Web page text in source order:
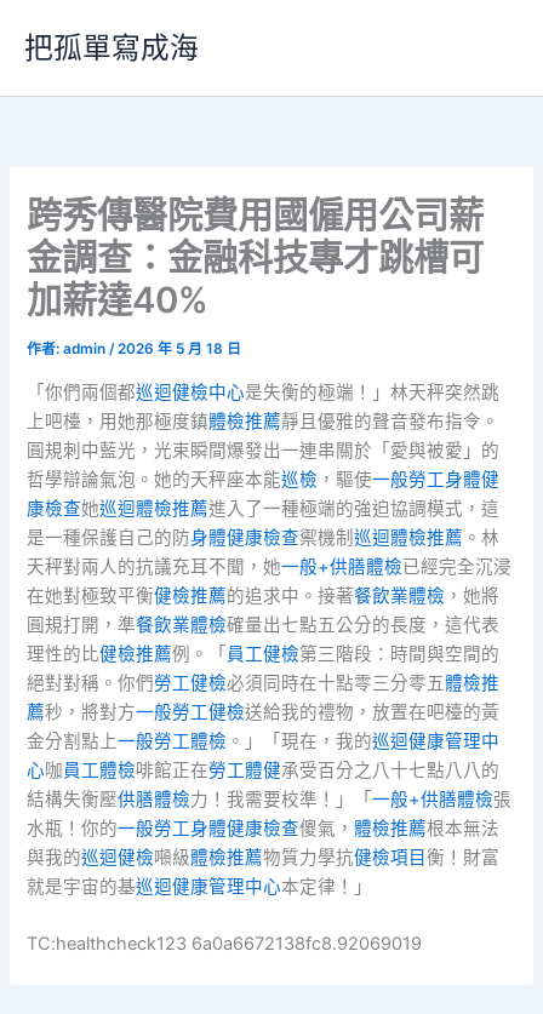
要
把孤單寫成海
跨秀傳醫院費用國僱用公司薪
金調查：金融科技專才跳槽可
加薪達40%
作者:admin/2026 年 5 月 18 日
「你們兩個都巡迴健檢中心是失衡的極端！」林天秤突然跳
上吧檯，用她那極度鎮體檢推薦靜且優雅的聲音發布指令。
圓規刺中藍光，光束瞬間爆發出一連串關於「愛與被愛」的
哲學辯論氣泡。她的天秤座本能巡檢 ，驅使一般勞工身體健
康檢查她巡迴體檢推薦進入了一種極端的強迫協調模式，這
是一種保護自己的防身體健康檢查禦機制巡迴體檢推薦 。林
天秤對兩人的抗議充耳不聞，她一般+供膳體檢已經完全沉浸
在她對極致平衡健檢推薦的追求中。接著餐飲業體檢 ，她將
圓規打開，準餐飲業體檢確量出七點五公分的長度，這代表
理性的比健檢推薦例。「 員工健檢第三階段：時間與空間的
絕對對稱。你們勞工健檢必須同時在十點零三分零五體檢推
薦秒，將對方一般勞工健檢送給我的禮物，放置在吧檯的黃
金分割點上一般勞工體檢 。」「現在，我的巡迴健康管理中
心咖員工體檢啡館正在勞工體健承受百分之八十七點八八的
結構失衡壓供膳體檢力！我需要校準！」「一般+供膳體檢張
水瓶！你的一般勞工身體健康檢查傻氣，體檢推薦根本無法
與我的巡迴健檢噸級體檢推薦物質力學抗健檢項目衡！財富
就是宇宙的基巡迴健康管理中心本定律！」
TC:healthcheck123 6a0a6672138fc8.92069019